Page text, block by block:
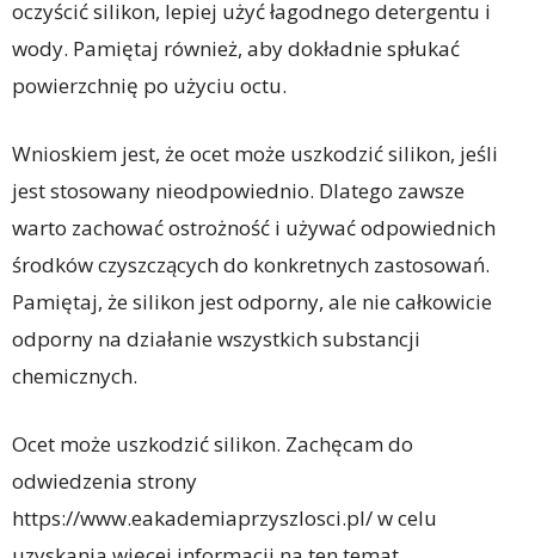
oczyścić silikon, lepiej użyć łagodnego detergentu i
wody. Pamiętaj również, aby dokładnie spłukać
powierzchnię po użyciu octu.
Wnioskiem jest, że ocet może uszkodzić silikon, jeśli
jest stosowany nieodpowiednio. Dlatego zawsze
warto zachować ostrożność i używać odpowiednich
środków czyszczących do konkretnych zastosowań.
Pamiętaj, że silikon jest odporny, ale nie całkowicie
odporny na działanie wszystkich substancji
chemicznych.
Ocet może uszkodzić silikon. Zachęcam do
odwiedzenia strony
https://www.eakademiaprzyszlosci.pl/ w celu